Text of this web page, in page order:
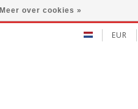
EUR
Meer over cookies »